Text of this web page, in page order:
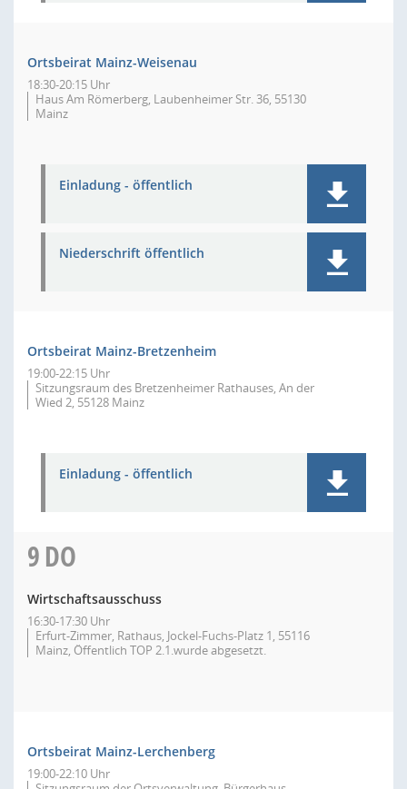
Ortsbeirat Mainz-Weisenau
18:30-20:15 Uhr
Haus Am Römerberg, Laubenheimer Str. 36, 55130
Mainz
Einladung - öffentlich
Niederschrift öffentlich
Ortsbeirat Mainz-Bretzenheim
19:00-22:15 Uhr
Sitzungsraum des Bretzenheimer Rathauses, An der
Wied 2, 55128 Mainz
Einladung - öffentlich
9DO
Wirtschaftsausschuss
16:30-17:30 Uhr
Erfurt-Zimmer, Rathaus, Jockel-Fuchs-Platz 1, 55116
Mainz, Öffentlich TOP 2.1.wurde abgesetzt.
Ortsbeirat Mainz-Lerchenberg
19:00-22:10 Uhr